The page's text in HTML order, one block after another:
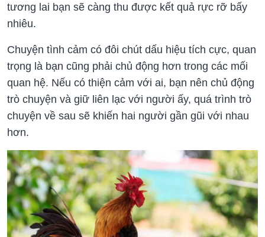
tương lai bạn sẽ càng thu được kết quả rực rỡ bấy
nhiêu.
Chuyện tình cảm có đôi chút dấu hiệu tích cực, quan
trọng là bạn cũng phải chủ động hơn trong các mối
quan hệ. Nếu có thiện cảm với ai, bạn nên chủ động
trò chuyện và giữ liên lạc với người ấy, quá trình trò
chuyện về sau sẽ khiến hai người gần gũi với nhau
hơn.